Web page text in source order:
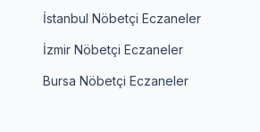
İstanbul Nöbetçi Eczaneler
İzmir Nöbetçi Eczaneler
Bursa Nöbetçi Eczaneler